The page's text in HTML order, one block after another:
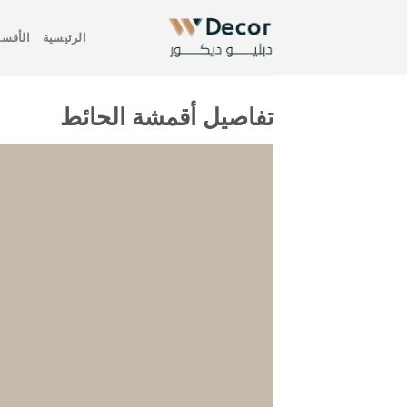
الرئيسية
تفاصيل أقمشة الحائط